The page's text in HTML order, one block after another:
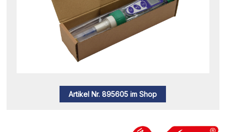
Artikel Nr. 895605 im Shop